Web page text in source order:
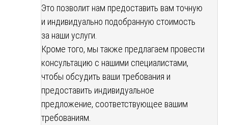
Это позволит нам предоставить вам точную
и индивидуально подобранную стоимость
за наши услуги.
Кроме того, мы также предлагаем провести
консультацию с нашими специалистами,
чтобы обсудить ваши требования и
предоставить индивидуальное
предложение, соответствующее вашим
требованиям.